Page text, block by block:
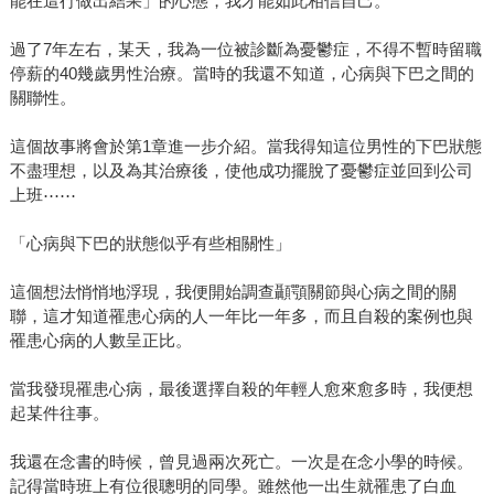
過了7年左右，某天，我為一位被診斷為憂鬱症，不得不暫時留職
停薪的40幾歲男性治療。當時的我還不知道，心病與下巴之間的
關聯性。
這個故事將會於第1章進一步介紹。當我得知這位男性的下巴狀態
不盡理想，以及為其治療後，使他成功擺脫了憂鬱症並回到公司
上班⋯⋯
「心病與下巴的狀態似乎有些相關性」
這個想法悄悄地浮現，我便開始調查顳顎關節與心病之間的關
聯，這才知道罹患心病的人一年比一年多，而且自殺的案例也與
罹患心病的人數呈正比。
當我發現罹患心病，最後選擇自殺的年輕人愈來愈多時，我便想
起某件往事。
我還在念書的時候，曾見過兩次死亡。一次是在念小學的時候。
記得當時班上有位很聰明的同學。雖然他一出生就罹患了白血